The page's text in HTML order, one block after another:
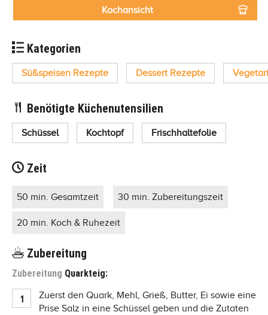
Kochansicht
Kategorien
Süßspeisen Rezepte Dessert Rezepte
Benötigte Küchenutensilien
Schüssel Kochtopf Frischhaltefolie
Zeit
50 min. Gesamtzeit 30 min. Zubereitungszeit
20 min. Koch & Ruhezeit
Zubereitung
Zubereitung Quarkteig:
Zuerst den Quark, Mehl, Grieß, Butter, Ei sowie eine
Prise Salz in eine Schüssel geben und die Zutaten